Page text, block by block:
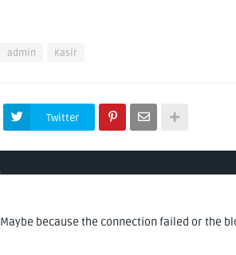
admin Kasir
Twitter
Maybe because the connection failed or the